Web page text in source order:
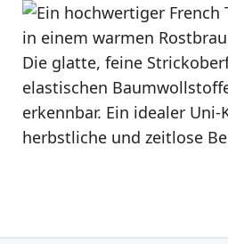
Bildergalerie überspringen